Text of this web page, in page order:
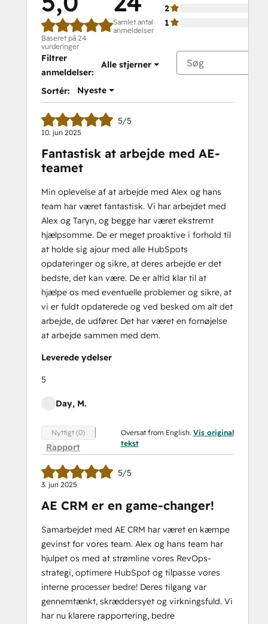
Baseret på 24
vurderinger
Samlet antal
anmeldelser
2
1
Filtrer
anmeldelser:
Alle stjerner
Sortér: Nyeste
5/5
10. jun 2025
Fantastisk at arbejde med AE-
teamet
Min oplevelse af at arbejde med Alex og hans
team har været fantastisk. Vi har arbejdet med
Alex og Taryn, og begge har været ekstremt
hjælpsomme. De er meget proaktive i forhold til
at holde sig ajour med alle HubSpots
opdateringer og sikre, at deres arbejde er det
bedste, det kan være. De er altid klar til at
hjælpe os med eventuelle problemer og sikre, at
vi er fuldt opdaterede og ved besked om alt det
arbejde, de udfører. Det har været en fornøjelse
at arbejde sammen med dem.
Leverede ydelser
5
Day, M.
Nyttigt (0)
Rapport
Oversat from English. Vis original
tekst
5/5
3. jun 2025
AE CRM er en game-changer!
Samarbejdet med AE CRM har været en kæmpe
gevinst for vores team. Alex og hans team har
hjulpet os med at strømline vores RevOps-
strategi, optimere HubSpot og tilpasse vores
interne processer bedre! Deres tilgang var
gennemtænkt, skræddersyet og virkningsfuld. Vi
har nu klarere rapportering, bedre